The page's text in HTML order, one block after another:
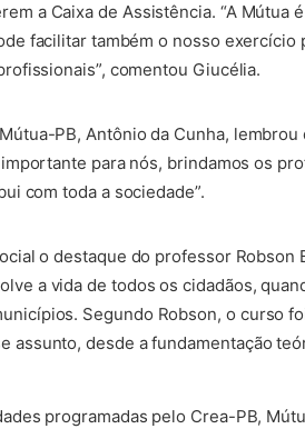
a Caixa de Assistência. “A
facilitar também o nosso
comentou Giucélia.
PB, Antônio da Cunha,
para nós, brindamos os
com toda a sociedade”.
o destaque do professor
a vida de todos os cidadãos,
Segundo Robson, o curso
assunto, desde a fundamentação
programadas pelo Crea-PB,